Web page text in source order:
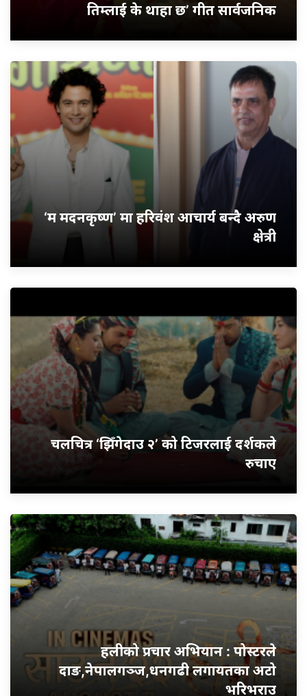
तिम्लाई के थाहा छ’ गीत सार्वजनिक
‘म मदनकृष्ण’ मा हरिवंश आचार्य बन्दै अरुण
क्षेत्री
चलचित्र ‘झिँगेदाउ २’ को टिजरलाई दर्शकले
रुचाए
हलीको प्रचार अभियान : पोस्टरले
दाङ,नेपालगञ्ज,धनगढी लगायतका अटो
भरिभराउ